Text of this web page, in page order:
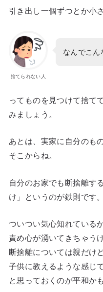
引き出し一個ずつとか小
捨てられない人
なんでこん
ってものを見つけて捨て
みましょう。
あとは、実家に自分のも
そこからね。
自分のお家でも断捨離す
け」というのが鉄則です。
ついつい気心知れている
責め心が湧いてきちゃう
断捨離については親だけ
子供に教えるような感じ
と思っておくのが平和かも